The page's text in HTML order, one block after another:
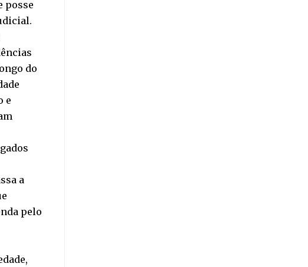
posse
do
e
a
pelo